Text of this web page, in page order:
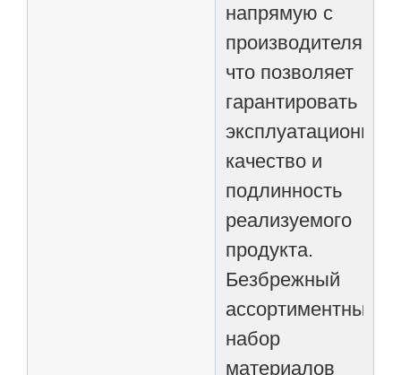
напрямую с
производителями,
что позволяет
гарантировать
эксплуатационное
качество и
подлинность
реализуемого
продукта.
Безбрежный
ассортиментный
набор
материалов